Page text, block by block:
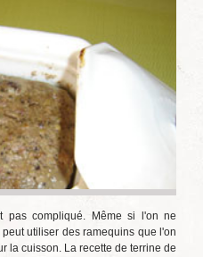
pas compliqué. Même si l'on ne
utiliser des ramequins que l'on
la cuisson. La recette de terrine de